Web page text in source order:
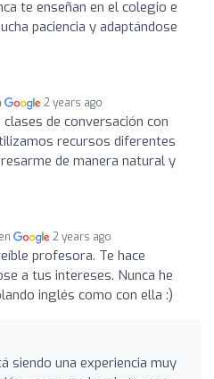
te enseñan en el colegio e
paciencia y adaptándose
2 years ago
clases de conversación con
recursos diferentes
de manera natural y
2 years ago
profesora. Te hace
a tus intereses. Nunca he
inglés como con ella :)
siendo una experiencia muy